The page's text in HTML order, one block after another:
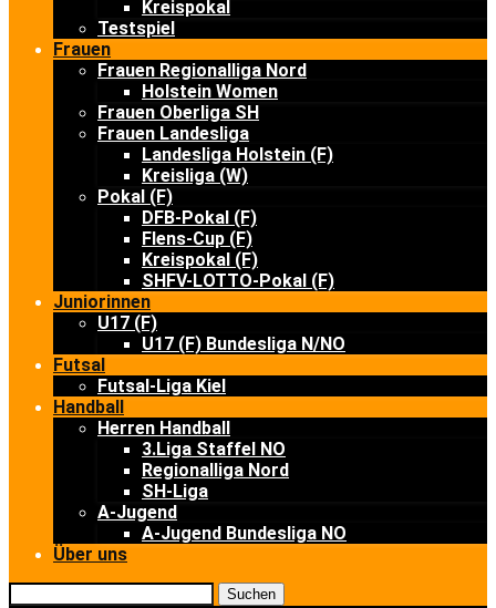
Kreispokal
Testspiel
Frauen
Frauen Regionalliga Nord
Holstein Women
Frauen Oberliga SH
Frauen Landesliga
Landesliga Holstein (F)
Kreisliga (W)
Pokal (F)
DFB-Pokal (F)
Flens-Cup (F)
Kreispokal (F)
SHFV-LOTTO-Pokal (F)
Juniorinnen
U17 (F)
U17 (F) Bundesliga N/NO
Futsal
Futsal-Liga Kiel
Handball
Herren Handball
3.Liga Staffel NO
Regionalliga Nord
SH-Liga
A-Jugend
A-Jugend Bundesliga NO
Über uns
Suchen